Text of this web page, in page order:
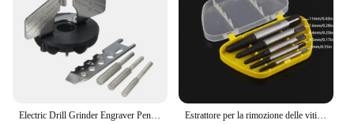
Electric Drill Grinder Engraver Pen Grinder Mini Drill Electric 5 Variable Speed Rotary Tool with Grinding Machine Accessories Estrattore per la rimozione delle viti rotte danneggiate da 5/6 pezzi, punte per trapano in acciaio durevole e facile da rimuovere, funziona su viti per legno e macchine